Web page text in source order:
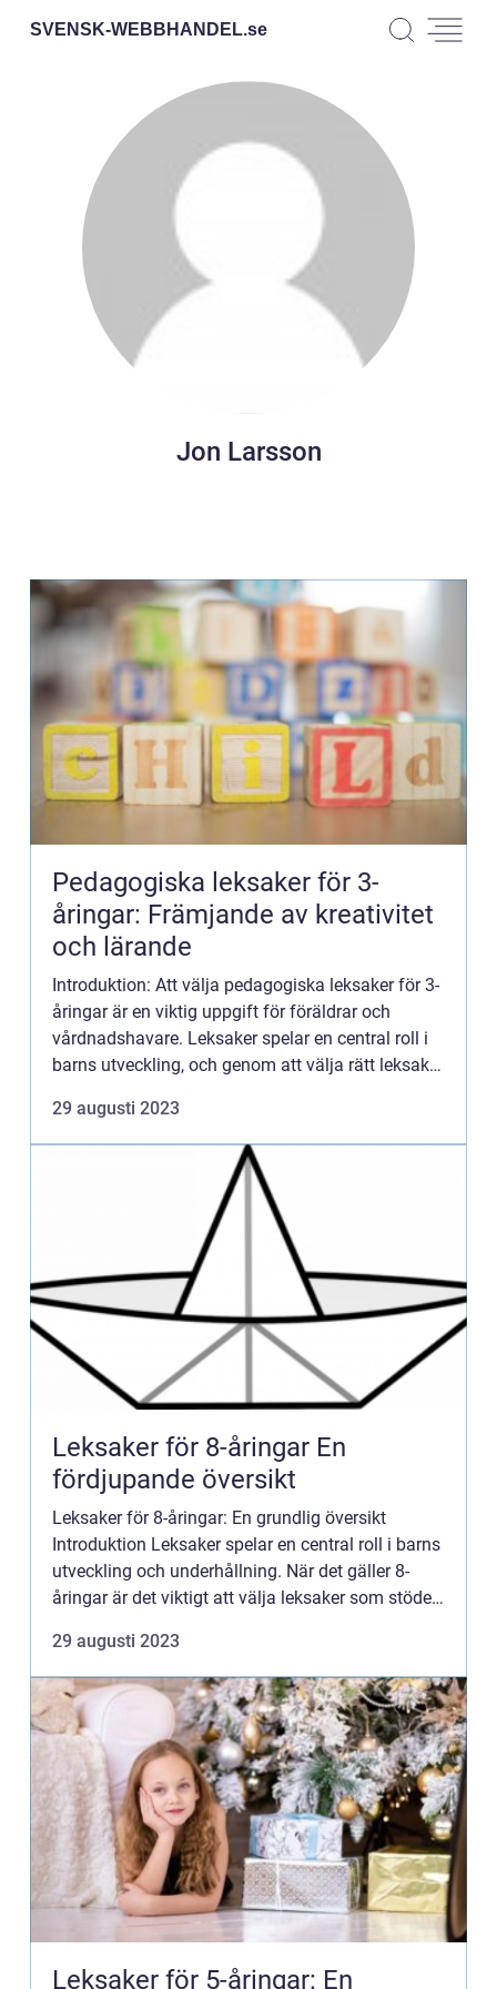
SVENSK-WEBBHANDEL.se
Jon Larsson
Pedagogiska leksaker för 3-
åringar: Främjande av kreativitet
och lärande
Introduktion: Att välja pedagogiska leksaker för 3-
åringar är en viktig uppgift för föräldrar och
vårdnadshavare. Leksaker spelar en central roll i
barns utveckling, och genom att välja rätt leksaker
29 augusti 2023
Leksaker för 8-åringar En
fördjupande översikt
Leksaker för 8-åringar: En grundlig översikt
Introduktion Leksaker spelar en central roll i barns
utveckling och underhållning. När det gäller 8-
åringar är det viktigt att välja leksaker som stöder
utv...
29 augusti 2023
Leksaker för 5-åringar: En